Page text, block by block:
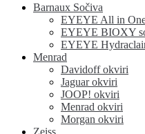
Barnaux Sočiva
EYEYE All in
EYEYE BIOXY
EYEYE
Menrad
Davidoff okviri
Jaguar okviri
JOOP! okviri
Menrad okviri
Morgan okviri
Zeiss